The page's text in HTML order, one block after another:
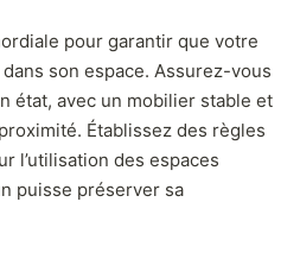
pour garantir que votre
son espace. Assurez-vous
état, avec un mobilier stable et
Établissez des règles
l’utilisation des espaces
puisse préserver sa